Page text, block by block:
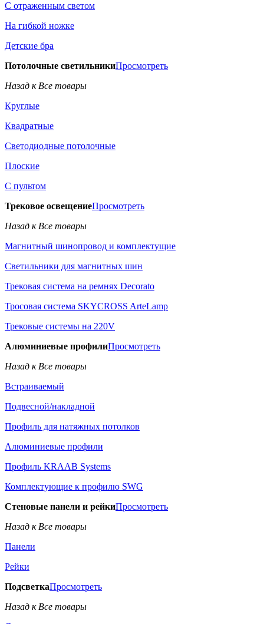
С отраженным светом
На гибкой ножке
Детские бра
Потолочные светильникиПросмотреть
Назад к Все товары
Круглые
Квадратные
Светодиодные потолочные
Плоские
С пультом
Трековое освещениеПросмотреть
Назад к Все товары
Магнитный шинопровод и комплектущие
Светильники для магнитных шин
Трековая система на ремнях Decorato
Тросовая система SKYCROSS ArteLamp
Трековые системы на 220V
Алюминиевые профилиПросмотреть
Назад к Все товары
Встраиваемый
Подвесной/накладной
Профиль для натяжных потолков
Алюминиевые профили
Профиль KRAAB Systems
Комплектующие к профилю SWG
Стеновые панели и рейкиПросмотреть
Назад к Все товары
Панели
Рейки
ПодсветкаПросмотреть
Назад к Все товары